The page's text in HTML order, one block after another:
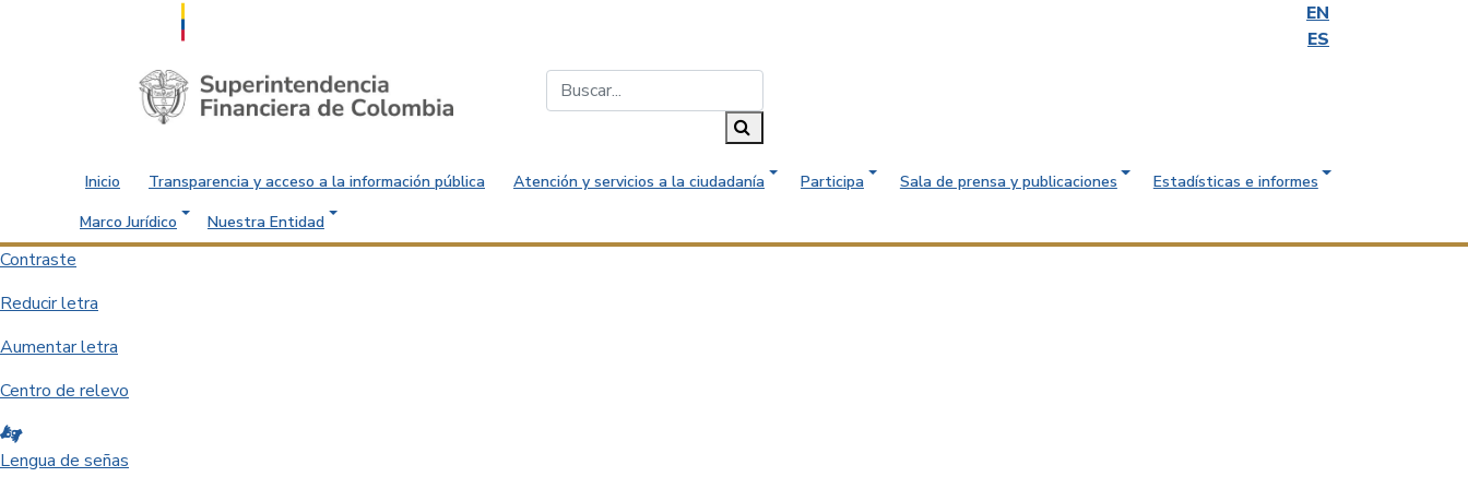
EN
ES
Saltar al contenido principal
Inicio Transparencia y acceso a la información pública Atención y servicios a la ciudadanía Participa Sala de prensa y publicaciones
Estadísticas e informes
Marco Jurídico
Nuestra Entidad
Contraste
Reducir letra
Aumentar letra
Centro de relevo
Lengua de señas